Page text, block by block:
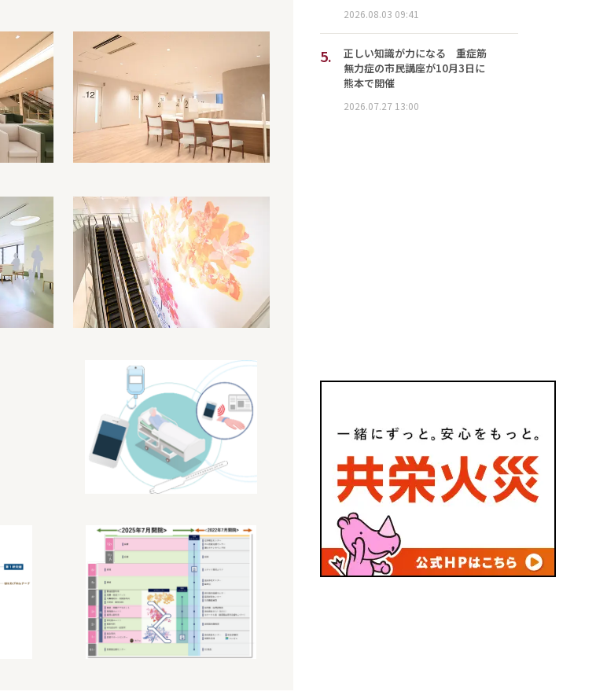
2026.08.03 09:41
5.
正しい知識が力になる 重症筋
無力症の市民講座が10月3日に
熊本で開催
2026.07.27 13:00